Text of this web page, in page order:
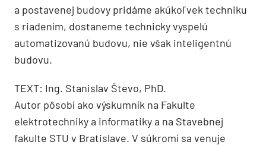
a postavenej budovy pridáme akúkoľvek techniku
s riadením, dostaneme technicky vyspelú
automatizovanú budovu, nie však inteligentnú
budovu.
TEXT: Ing. Stanislav Števo, PhD.
Autor pôsobí ako výskumník na Fakulte
elektrotechniky a informatiky a na Stavebnej
fakulte STU v Bratislave. V súkromí sa venuje